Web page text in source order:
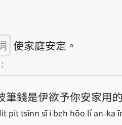
使家庭安定。
義的
筆錢是伊欲予你安家用
pit tsînn sī i beh hōo lí an-ka